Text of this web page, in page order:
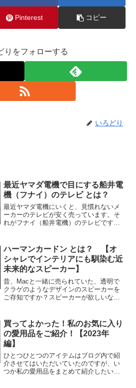
Pinterest コピー
りをフォローする
いろどり
最近ヤマダ電機で目にする船井電
機（フナイ）のテレビ とは？
最近ヤマダ電機にいくと、見慣れないメ
ーカーのテレビが安く売っています。そ
れがフナイ（船井電機）のテレビです。
「FUNAI」となっていて怪しい…。価格
も安いのが怪しさに拍車をか...
ハーマンカードン とは？ 【オ
シャレでインテリアにも馴染む近
未来的なスピーカー】
昔、Macと一緒に売られていた、透明で
クラゲのようなデザインのスピーカーを
ご存知ですか？スピーカーが欲しいなと
購入するのを躊躇しておりました。そん
な中、一目惚れしたのが...
買ってよかった！私のお気に入り
の愛用品をご紹介！【2023年
編】
ひとつひとつのアイテムはブログ内で紹
介させてはいただいていたのですが、い
つか私の愛用品をまとめて紹介したいな